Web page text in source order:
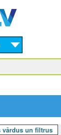
vārdus un filtrus